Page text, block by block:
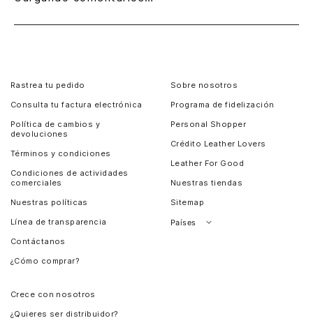
Rastrea tu pedido
Consulta tu factura electrónica
Política de cambios y
devoluciones
Términos y condiciones
Condiciones de actividades
comerciales
Nuestras políticas
Línea de transparencia
Contáctanos
¿Cómo comprar?
Sobre nosotros
Programa de fidelización
Personal Shopper
Crédito Leather Lovers
Leather For Good
Nuestras tiendas
Sitemap
Países
Crece con nosotros
¿Quieres ser distribuidor?